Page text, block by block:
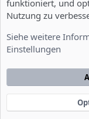
Startseite
Community platform by
xenDach©2010-2014
funktioniert, und
Nutzung zu
Siehe weitere
Einstellungen